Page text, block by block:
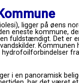
ligger på øens
eneste kommune,
fuldstændigt. Det er
i en panoramisk